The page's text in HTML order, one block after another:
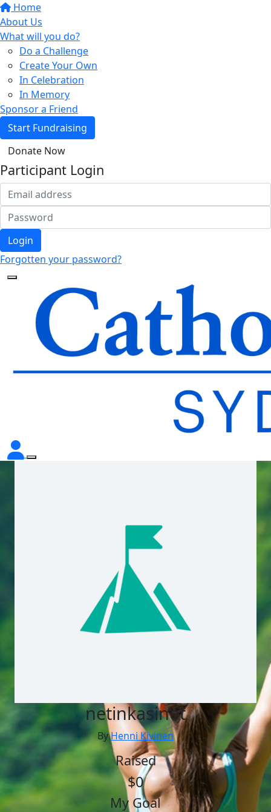
Home
About Us
What will you do?
Do a Challenge
Create Your Own
In Celebration
In Memory
Sponsor a Friend
Start Fundraising
Donate Now
Participant Login
Login
Forgotten your password?
netinkasinot
ByHenni Kivinen
Raised
$0
My Goal